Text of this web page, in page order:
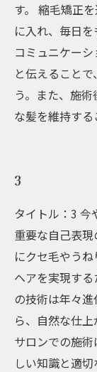
す。 縮毛矯正
に入れ、毎日
コミュニケー
と伝えること
う。また、施
な髪を維持する
3
タイトル：3 今
重要な自己表
にクセ毛やう
ヘアを実現す
の技術は年々
ら、自然な仕上
サロンでの施
しい知識と適